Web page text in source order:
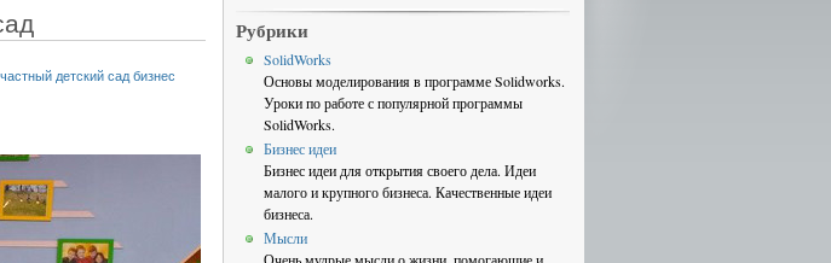
детский сад бизнес
Рубрики
SolidWorks
Основы моделирования в программе Solidworks.
Уроки по работе с популярной программы
SolidWorks.
Бизнес идеи
Бизнес идеи для открытия своего дела. Идеи
малого и крупного бизнеса. Качественные идеи
бизнеса.
Мысли